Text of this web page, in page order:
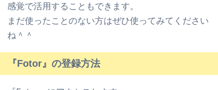
感覚で活用することもできます。
まだ使ったことのない方はぜひ使ってみてください
ね＾＾
『Fotor』の登録方法